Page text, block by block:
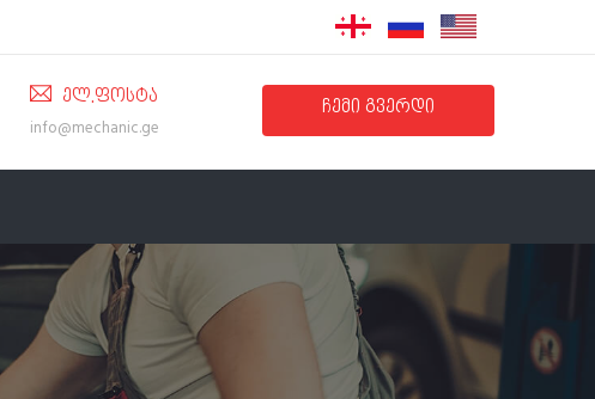
ᲔᲚ.ᲤᲝᲡᲢᲐ
info@mechanic.ge
ᲩᲔᲛᲘ ᲒᲕᲔᲠᲓᲘ